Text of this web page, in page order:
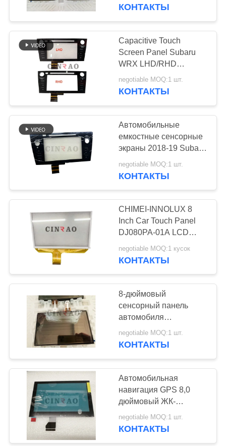
ПУТЕШЕСТВИЕ
ФАБРИКИ
ПРОВЕРКА
КАЧЕСТВА
СВЯЖИТЕСЬ
МЫ
НОВОСТИ
ЦИТАТУ
КАРТА
САЙТА
PRIVACY
POLICY
Автомобильный
дисплей ЛКД
ЖК экран
186
Экран ГПС ЛКД
Агрегат дисплея
LCD
144
GPS навигация замена
КОНТАКТЫ
Capacitive Touch
Screen Panel Subaru
WRX LHD/RHD
Vehicles Car LCD
Digitizer
negotiable MOQ:1 шт.
КОНТАКТЫ
Автомобильные
емкостные сенсорные
экраны 2018-19 Subaru
Outback Автомобили
Автомобильные ЖК-
negotiable MOQ:1 шт.
КОНТАКТЫ
CHIMEI-INNOLUX 8
Inch Car Touch Panel
DJ080PA-01A LCD
Digitizer Screen
DJ080PA-01B
negotiable MOQ:1 кусок
КОНТАКТЫ
8-дюймовый
сенсорный панель
автомобиля
LTA080B2J2F 4-
прикольный дисплей с
навигации
negotiable MOQ:1 шт.
КОНТАКТЫ
Автомобильная
навигация GPS 8,0
дюймовый ЖК-
дигитатор
LAM080G025C Peugeot
negotiable MOQ:1 шт.
КОНТАКТЫ